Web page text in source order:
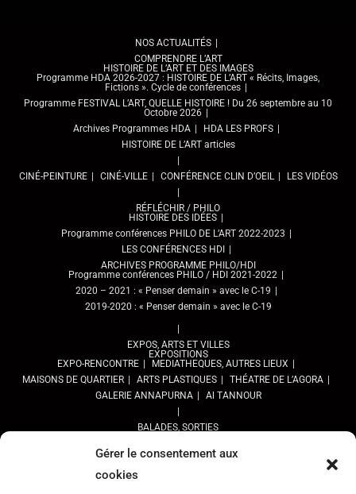
Gérer le consentement aux
cookies
NOS ACTUALITÉS
COMPRENDRE L’ART
HISTOIRE DE L’ART ET DES IMAGES
Programme HDA 2026-2027 : HISTOIRE DE L’ART « Récits, Images,
Fictions ». Cycle de conférences
Programme FESTIVAL L’ART, QUELLE HISTOIRE ! Du 26 septembre au 10
Octobre 2026
Archives Programmes HDA
HDA LES PROFS
HISTOIRE DE L’ART articles
CINÉ-PEINTURE CINÉ-VILLE CONFÉRENCE CLIN D’OEIL LES VIDÉOS
RÉFLÉCHIR / PHILO
HISTOIRE DES IDÉES
Programme conférences PHILO DE L’ART 2022-2023
LES CONFÉRENCES HDI
ARCHIVES PROGRAMME PHILO/HDI
Programme conférences PHILO / HDI 2021-2022
2020 – 2021 : « Penser demain » avec le C-19
2019-2020 : « Penser demain » avec le C-19
EXPOS, ARTS ET VILLES
EXPOSITIONS
EXPO-RENCONTRE
MEDIATHEQUES, AUTRES LIEUX
MAISONS DE QUARTIER
ARTS PLASTIQUES
THÉATRE DE L’AGORA
GALERIE ANNAPURNA
Al TANNOUR
BALADES, SORTIES
PROGRAMME BALADES en Essonne 2024